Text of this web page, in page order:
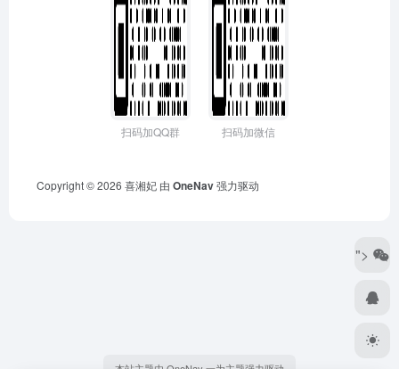
扫码加QQ群 扫码加微信
Copyright © 2026 喜湘妃 由 OneNav强力驱动
">